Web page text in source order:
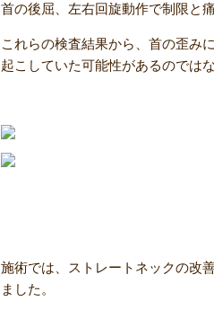
首の後屈、左右回旋動作で制限と
これらの検査結果から、首の歪み
起こしていた可能性があるのでは
施術では、ストレートネックの改
ました。